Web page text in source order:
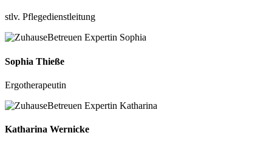
stlv. Pflegedienstleitung
Sophia Thieße
Ergotherapeutin
Katharina Wernicke